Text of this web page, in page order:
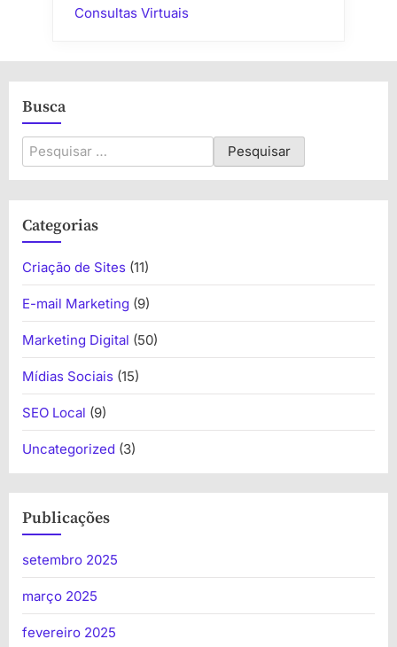
Consultas Virtuais
Busca
Pesquisar
por:
Categorias
Criação de Sites (11)
E-mail Marketing (9)
Marketing Digital (50)
Mídias Sociais (15)
SEO Local (9)
Uncategorized (3)
Publicações
setembro 2025
março 2025
fevereiro 2025